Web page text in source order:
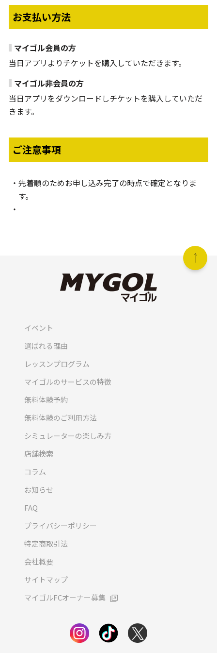
お支払い方法
マイゴル会員の方
当日アプリよりチケットを購入していただきます。
マイゴル非会員の方
当日アプリをダウンロードしチケットを購入していただ
きます。
ご注意事項
先着順のためお申し込み完了の時点で確定となりま
す。
イベント
選ばれる理由
レッスンプログラム
マイゴルのサービスの特徴
無料体験予約
無料体験のご利用方法
シミュレーターの楽しみ方
店舗検索
コラム
お知らせ
FAQ
プライバシーポリシー
特定商取引法
会社概要
サイトマップ
マイゴルFCオーナー募集